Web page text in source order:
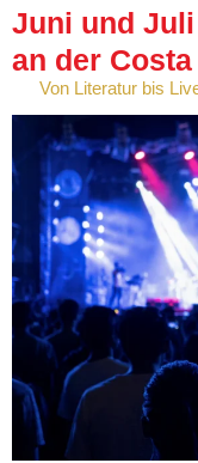
Juni und
an der
Von Literatur bis